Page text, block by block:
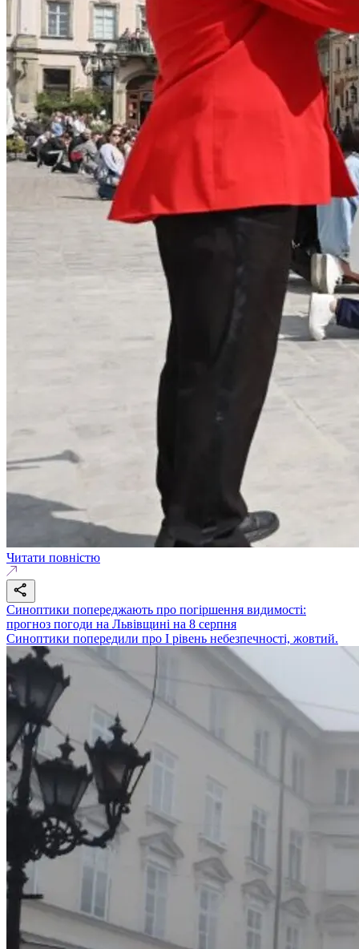
Читати повністю
Синоптики попереджають про погіршення видимості:
прогноз погоди на Львівщині на 8 серпня
Синоптики попередили про І рівень небезпечності, жовтий.